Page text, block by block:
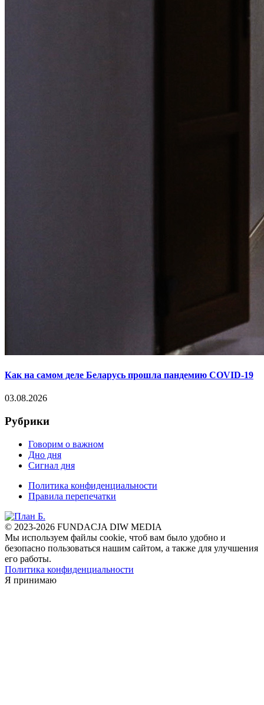
Как на самом деле Беларусь прошла пандемию COVID-19
03.08.2026
Рубрики
Говорим о важном
Дно дня
Сигнал дня
Политика конфиденциальности
Правила перепечатки
© 2023-2026 FUNDACJA DIW MEDIA
Мы используем файлы cookie, чтоб вам было удобно и
безопасно пользоваться нашим сайтом, а также для улучшения
его работы.
Политика конфиденциальности
Я принимаю